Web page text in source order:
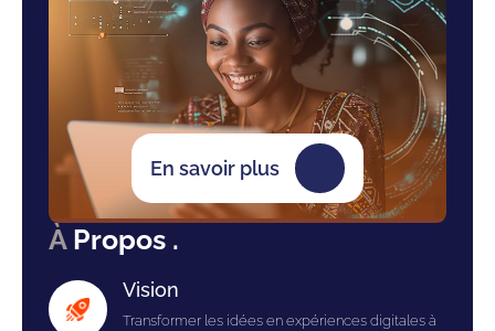
ÀPropos .
Vision
Transformer les idées en expériences digitales à
En savoir plus